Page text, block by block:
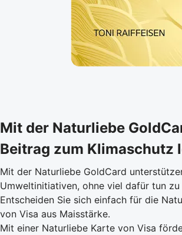
Mit der Naturliebe
Beitrag zum Klimaschutz
Mit der Naturliebe GoldCard
Umweltinitiativen, ohne viel dafür tun zu
Entscheiden Sie sich einfach für die
von Visa aus Maisstärke.
Mit einer Naturliebe Karte von Visa